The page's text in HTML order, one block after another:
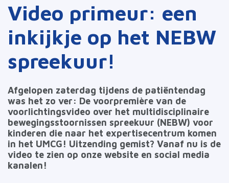
Video primeur: een
inkijkje op het NEBW
spreekuur!
Afgelopen zaterdag tijdens de patiëntendag
was het zo ver: De voorpremière van de
voorlichtingsvideo over het multidisciplinaire
bewegingsstoornissen spreekuur (NEBW) voor
kinderen die naar het expertisecentrum komen
in het UMCG! Uitzending gemist? Vanaf nu is de
video te zien op onze website en social media
kanalen!